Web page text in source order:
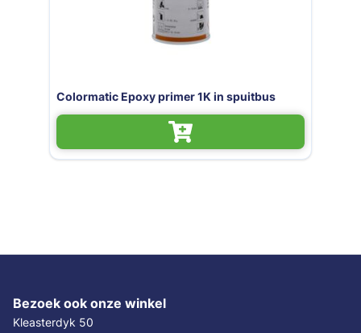
Colormatic Epoxy primer 1K in spuitbus
Bezoek ook onze winkel
Kleasterdyk 50